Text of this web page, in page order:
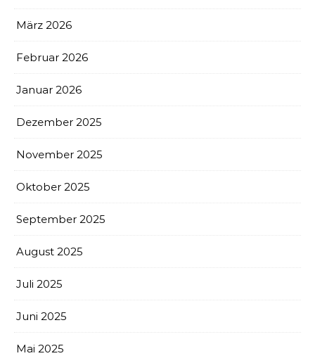
März 2026
Februar 2026
Januar 2026
Dezember 2025
November 2025
Oktober 2025
September 2025
August 2025
Juli 2025
Juni 2025
Mai 2025